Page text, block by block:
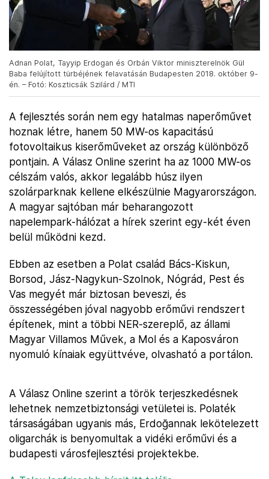
Adnan Polat, Tayyip Erdogan és Orbán Viktor miniszterelnök Gül
Baba felújított türbéjének felavatásán Budapesten 2018. október 9-
én. – Fotó: Koszticsák Szilárd / MTI
A fejlesztés során nem egy hatalmas naperőművet
hoznak létre, hanem 50 MW-os kapacitású
fotovoltaikus kiserőműveket az ország különböző
pontjain. A Válasz Online szerint ha az 1000 MW-os
célszám valós, akkor legalább húsz ilyen
szolárparknak kellene elkészülnie Magyarországon.
A magyar sajtóban már beharangozott
napelempark-hálózat a hírek szerint egy-két éven
belül működni kezd.
Ebben az esetben a Polat család Bács-Kiskun,
Borsod, Jász-Nagykun-Szolnok, Nógrád, Pest és
Vas megyét már biztosan beveszi, és
összességében jóval nagyobb erőművi rendszert
építenek, mint a többi NER-szereplő, az állami
Magyar Villamos Művek, a Mol és a Kaposváron
nyomuló kínaiak együttvéve, olvasható a portálon.
A Válasz Online szerint a török terjeszkedésnek
lehetnek nemzetbiztonsági vetületei is. Polaték
társaságában ugyanis más, Erdoğannak lekötelezett
oligarchák is benyomultak a vidéki erőművi és a
budapesti városfejlesztési projektekbe.